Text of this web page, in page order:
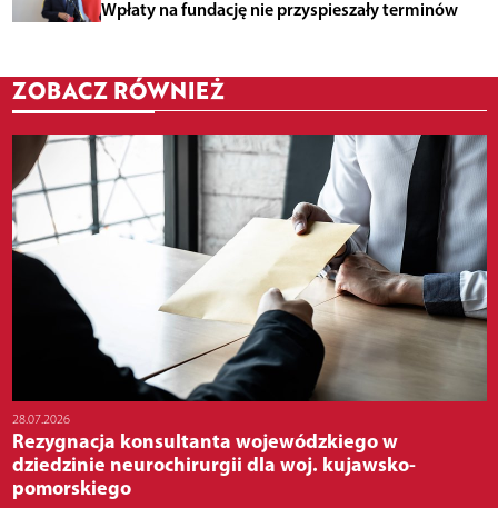
Wpłaty na fundację nie przyspieszały terminów
ZOBACZ RÓWNIEŻ
28.07.2026
Rezygnacja konsultanta wojewódzkiego w
dziedzinie neurochirurgii dla woj. kujawsko-
pomorskiego